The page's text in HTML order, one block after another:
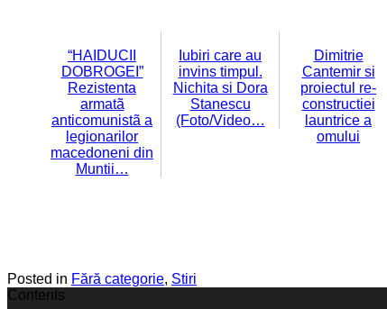
“HAIDUCII
DOBROGEI”
Rezistenta
armatã
anticomunistã a
legionarilor
macedoneni din
Muntii…
Iubiri care au
invins timpul.
Nichita si Dora
Stanescu
(Foto/Video…
Dimitrie
Cantemir si
proiectul re-
constructiei
launtrice a
omului
Posted in Fără categorie, Stiri
Contents